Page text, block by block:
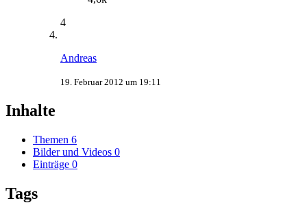
4
Andreas
19. Februar 2012 um 19:11
Inhalte
Themen 6
Bilder und Videos 0
Einträge 0
Tags